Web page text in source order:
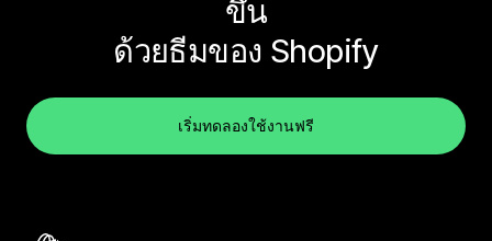
ขึ้น
ด้วยธีมของ Shopify
เริ่มทดลองใช้งานฟรี